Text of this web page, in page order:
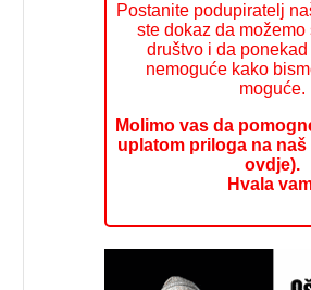
Postanite podupiratelj
ste dokaz da
društvo i da
nemoguće kako
moguće.
Molimo vas da
uplatom priloga na
ovdje).
Hvala